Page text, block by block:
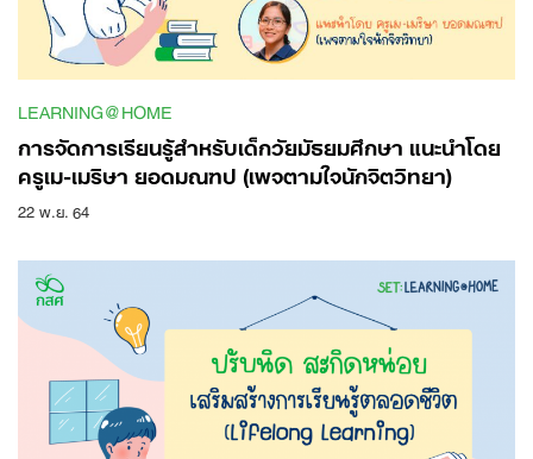
LEARNING@HOME
การจัดการเรียนรู้สำหรับเด็กวัยมัธยมศึกษา แนะนำโดย
ครูเม-เมริษา ยอดมณฑป (เพจตามใจนักจิตวิทยา)
22 พ.ย. 64